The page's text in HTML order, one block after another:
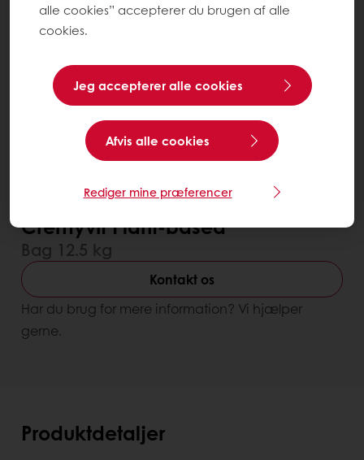
Cremyvit Plant-based
Bag 12.5 kg
Kontakt os
Har du brug for mere information? Vi hjælper
gerne.
Produktdetaljer
alle cookies” accepterer du brugen af alle
cookies.
Jeg accepterer alle cookies
Afvis alle cookies
Rediger mine præferencer